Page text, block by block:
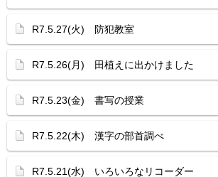
R7.5.27(火) 防犯教室
R7.5.26(月) 田植えに出かけました
R7.5.23(金) 書写の授業
R7.5.22(木) 漢字の部首調べ
R7.5.21(水) いろいろなリコーダー